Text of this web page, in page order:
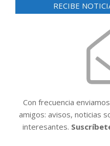
RECIBE
Con frecuencia
amigos: avisos, noticias
interesantes.